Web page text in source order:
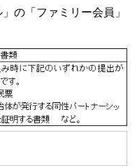
の「ファミリー会員」